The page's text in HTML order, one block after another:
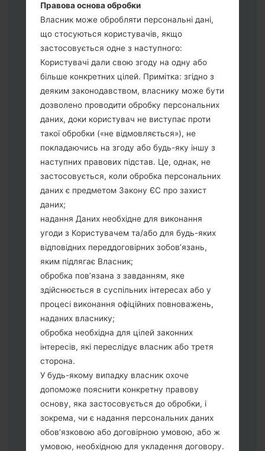
прошивки тут) або 5 (Вибрати 5 файл
прошивки тут) файлів для прошивки:
AP: "System & Recovery"
CP: "Modem & Radio"
CSC_***: "Country & Region & Operator"
HOME_CSC_***: "Country & Region &
Operator"
Додайте усі файли у програму Odin 3.
Якщо ви хочете прошити телефон та
скинути до заводських налаштувань
оберіть CSC_***, у іншому випадку
виберіть HOME_CSC_*** для
збереження Ваших даних.
Тепер вимкніть пристрій і увійдіть у
"Download" режим. Усі методи як це
зробити:
Натисніть та утримуйти клавіші:
живлення, збільшення гучності та Bixbi.
Натисніть та утримуйте клавіші:
зменшення та збільшення гучності.
Підключивши телефон до ПК
використовуючи USB кабель.
Натисніть та утримуйти клавіші:
живлення, збільшення гучності та
додому.
Підключіть USB кабель та натисніть
клавіші: зменшення звуку та Bixbi.
Натисніть та утримуйти клавіші:
живлення та збільшення гучності.
Далі підключить телефон до ПК,
програма Odin повина виявити Ваш
Правова основа обробки
Власник може обробляти персональні дані,
що стосуються користувачів, якщо
застосовується одне з наступного:
Користувачі дали свою згоду на одну або
більше конкретних цілей. Примітка: згідно з
деяким законодавством, власнику може бути
дозволено проводити обробку персональних
даних, доки користувач не виступає проти
такої обробки («не відмовляється»), не
покладаючись на згоду або будь-яку іншу з
наступних правових підстав. Це, однак, не
застосовується, коли обробка персональних
даних є предметом Закону ЄС про захист
даних;
надання Даних необхідне для виконання
угоди з Користувачем та/або для будь-яких
відповідних переддоговірних зобов’язань,
яким підлягає Власник;
обробка пов’язана з завданням, яке
здійснюється в суспільних інтересах або у
процесі виконання офіційних повноважень,
наданих власнику;
обробка необхідна для цілей законних
інтересів, які переслідує власник або третя
сторона.
У будь-якому випадку власник охоче
допоможе пояснити конкретну правову
основу, яка застосовується до обробки, і
зокрема, чи є надання персональних даних
обов’язковою або договірною умовою, або ж
умовою, необхідною для укладення договору.